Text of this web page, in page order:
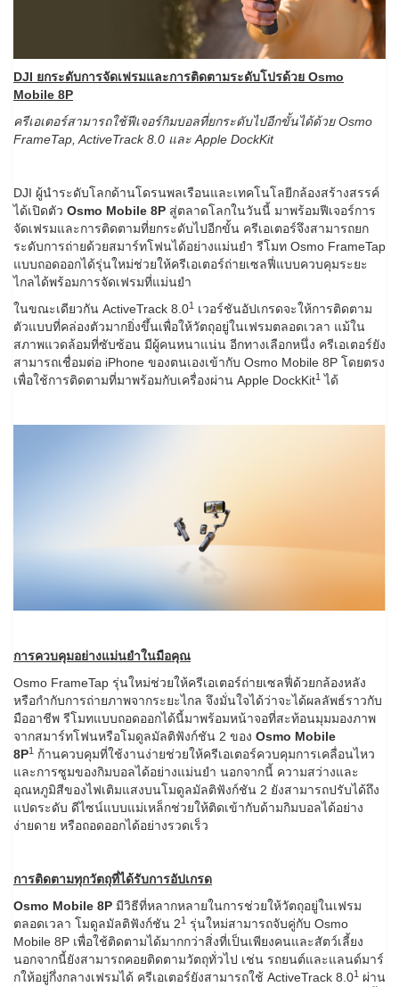
DJI ยกระดับการจัดเฟรมและการติดตามระดับโปรด้วย Osmo
Mobile 8P
ครีเอเตอร์สามารถใช้ฟีเจอร์กิมบอลที่ยกระดับไปอีกขั้นได้ด้วย Osmo
FrameTap, ActiveTrack 8.0 และ Apple DockKit
DJI ผู้นำระดับโลกด้านโดรนพลเรือนและเทคโนโลยีกล้องสร้างสรรค์
ได้เปิดตัว Osmo Mobile 8P สู่ตลาดโลกในวันนี้ มาพร้อมฟีเจอร์การ
จัดเฟรมและการติดตามที่ยกระดับไปอีกขั้น ครีเอเตอร์จึงสามารถยก
ระดับการถ่ายด้วยสมาร์ทโฟนได้อย่างแม่นยำ รีโมท Osmo FrameTap
แบบถอดออกได้รุ่นใหม่ช่วยให้ครีเอเตอร์ถ่ายเซลฟี่แบบควบคุมระยะ
ไกลได้พร้อมการจัดเฟรมที่แม่นยำ
ในขณะเดียวกัน ActiveTrack 8.01 เวอร์ชันอัปเกรดจะให้การติดตาม
ตัวแบบที่คล่องตัวมากยิ่งขึ้นเพื่อให้วัตถุอยู่ในเฟรมตลอดเวลา แม้ใน
สภาพแวดล้อมที่ซับซ้อน มีผู้คนหนาแน่น อีกทางเลือกหนึ่ง ครีเอเตอร์ยัง
สามารถเชื่อมต่อ iPhone ของตนเองเข้ากับ Osmo Mobile 8P โดยตรง
เพื่อใช้การติดตามที่มาพร้อมกับเครื่องผ่าน Apple DockKit1 ได้
การควบคุมอย่างแม่นยำในมือคุณ
Osmo FrameTap รุ่นใหม่ช่วยให้ครีเอเตอร์ถ่ายเซลฟี่ด้วยกล้องหลัง
หรือกำกับการถ่ายภาพจากระยะไกล จึงมั่นใจได้ว่าจะได้ผลลัพธ์ราวกับ
มืออาชีพ รีโมทแบบถอดออกได้นี้มาพร้อมหน้าจอที่สะท้อนมุมมองภาพ
จากสมาร์ทโฟนหรือโมดูลมัลติฟังก์ชัน 2 ของ Osmo Mobile
8P1 ก้านควบคุมที่ใช้งานง่ายช่วยให้ครีเอเตอร์ควบคุมการเคลื่อนไหว
และการซูมของกิมบอลได้อย่างแม่นยำ นอกจากนี้ ความสว่างและ
อุณหภูมิสีของไฟเติมแสงบนโมดูลมัลติฟังก์ชัน 2 ยังสามารถปรับได้ถึง
แปดระดับ ดีไซน์แบบแม่เหล็กช่วยให้ติดเข้ากับด้ามกิมบอลได้อย่าง
ง่ายดาย หรือถอดออกได้อย่างรวดเร็ว
การติดตามทุกวัตถุที่ได้รับการอัปเกรด
Osmo Mobile 8P มีวิธีที่หลากหลายในการช่วยให้วัตถุอยู่ในเฟรม
ตลอดเวลา โมดูลมัลติฟังก์ชัน 21 รุ่นใหม่สามารถจับคู่กับ Osmo
Mobile 8P เพื่อใช้ติดตามได้มากกว่าสิ่งที่เป็นเพียงคนและสัตว์เลี้ยง
นอกจากนี้ยังสามารถคอยติดตามวัตถุทั่วไป เช่น รถยนต์และแลนด์มาร์
กให้อยู่กึ่งกลางเฟรมได้ ครีเอเตอร์ยังสามารถใช้ ActiveTrack 8.01 ผ่าน